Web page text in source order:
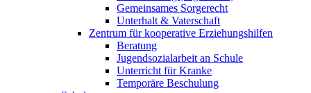
Gemeinsames Sorgerecht
Unterhalt & Vaterschaft
Zentrum für kooperative Erziehungshilfen
Beratung
Jugendsozialarbeit an Schule
Unterricht für Kranke
Temporäre Beschulung